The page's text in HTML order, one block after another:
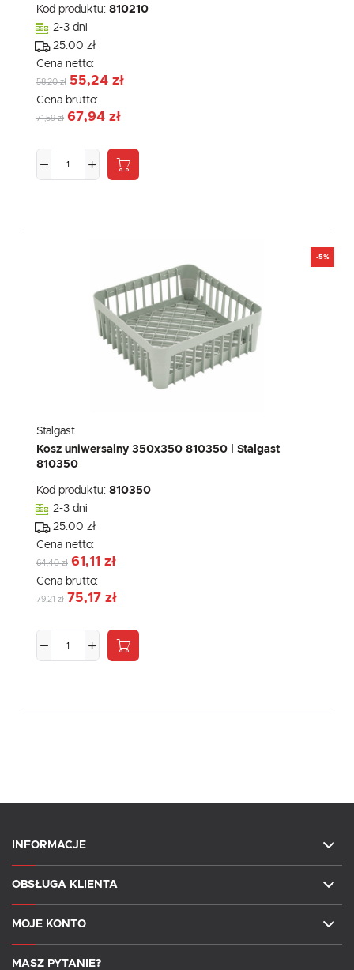
Kod produktu: 810210
2-3 dni
25.00 zł
Cena netto:
58,20 zł 55,24 zł
Cena brutto:
71,59 zł 67,94 zł
-5%
Stalgast
Kosz uniwersalny 350x350 810350 | Stalgast
810350
Kod produktu: 810350
2-3 dni
25.00 zł
Cena netto:
64,40 zł 61,11 zł
Cena brutto:
79,21 zł 75,17 zł
INFORMACJE
OBSŁUGA KLIENTA
MOJE KONTO
MASZ PYTANIE?